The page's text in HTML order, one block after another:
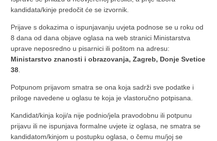
kandidata/kinje predočit će se izvornik.
Prijave s dokazima o ispunjavanju uvjeta podnose se u roku od
8 dana od dana objave oglasa na web stranici Ministarstva
uprave neposredno u pisarnici ili poštom na adresu:
Ministarstvo znanosti i obrazovanja, Zagreb, Donje Svetice
38
Potpunom prijavom smatra se ona koja sadrži sve podatke i
priloge navedene u oglasu te koja je vlastoručno potpisana.
Kandidat/kinja koji/a nije podnio/jela pravodobnu ili potpunu
prijavu ili ne ispunjava formalne uvjete iz oglasa, ne smatra se
kandidatom/kinjom u postupku oglasa, o čemu mu/joj se